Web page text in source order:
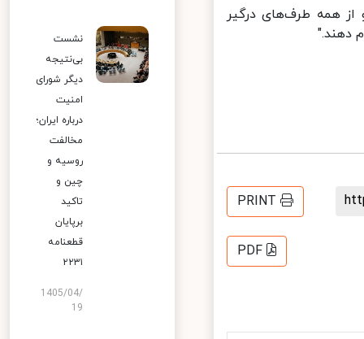
همه طرف‌های درگیر
PRINT
PDF
نشست
بی‌نتیجه
دیگر شورای
امنیت
درباره ایران؛
مخالفت
روسیه و
چین و
تاکید
برپایان
قطعنامه
۲۲۳۱
1405/04/
19